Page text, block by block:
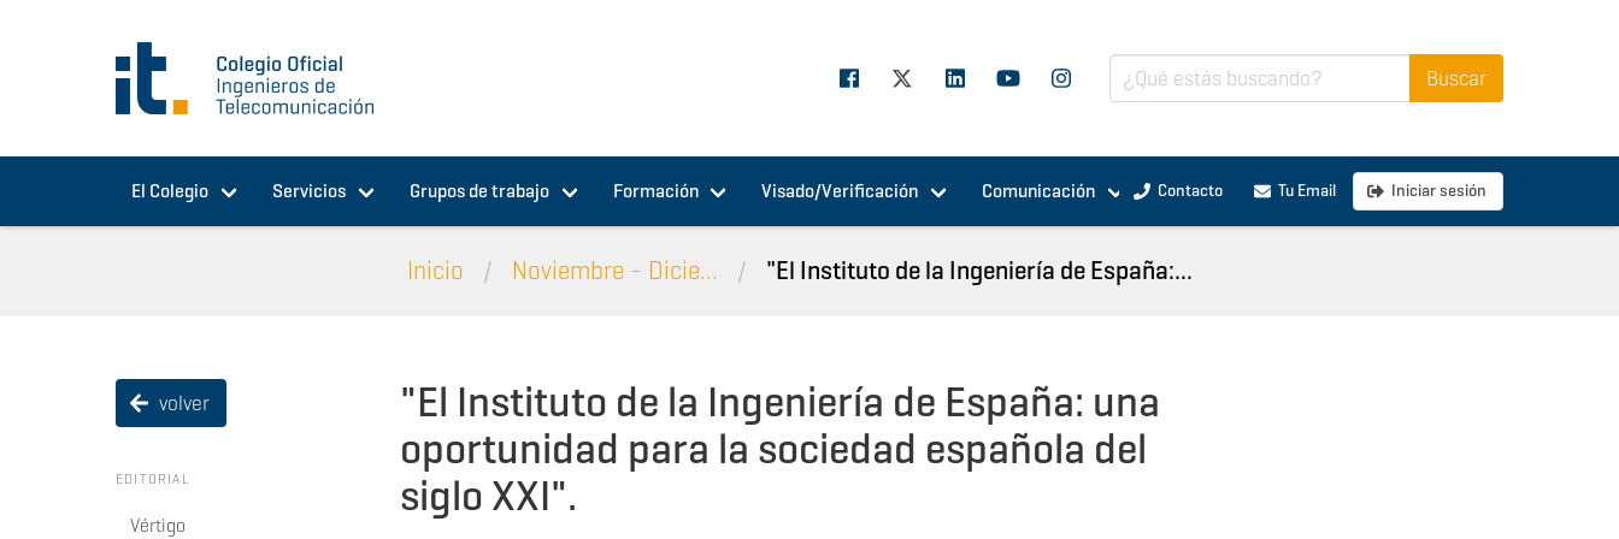
El Colegio Servicios Grupos de trabajo Formación Visado/Verificación Comunicación Contacto Tu Email Iniciar sesión
Inicio Noviembre - Dicie... "El Instituto de la Ingeniería de España:...
volver
EDITORIAL
Vértigo
"El Instituto de la Ingeniería de España: una
oportunidad para la sociedad española del
siglo XXI".